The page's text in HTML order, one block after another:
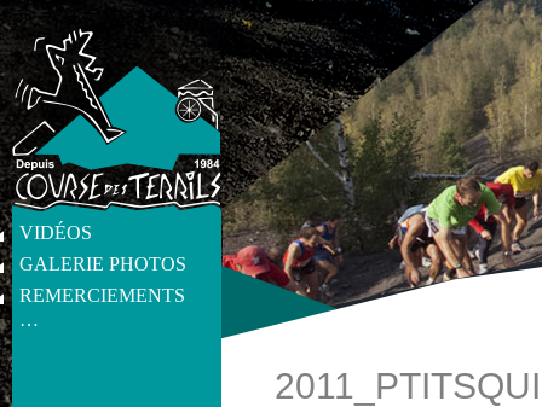
VIDÉOS
GALERIE PHOTOS
REMERCIEMENTS
…